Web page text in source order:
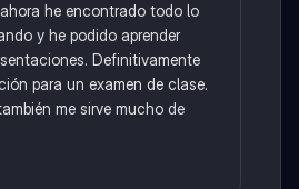
he encontrado todo lo
y he podido aprender
Definitivamente
para un examen de clase.
me sirve mucho de